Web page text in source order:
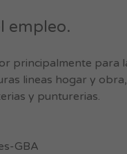
empleo.
principalmente para
lineas hogar y
y punturerias.
GBA